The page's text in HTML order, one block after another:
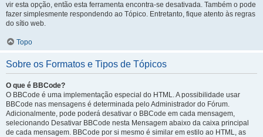
vir esta opção, então esta ferramenta encontra-se desativada. Também o pode
fazer simplesmente respondendo ao Tópico. Entretanto, fique atento às regras
do sítio web.
Topo
Sobre os Formatos e Tipos de Tópicos
O que é BBCode?
O BBCode é uma implementação especial do HTML. A possibilidade usar
BBCode nas mensagens é determinada pelo Administrador do Fórum.
Adicionalmente, pode poderá desativar o BBCode em cada mensagem,
selecionando Desativar BBCode nesta Mensagem abaixo da caixa principal
de cada mensagem. BBCode por si mesmo é similar em estilo ao HTML, as